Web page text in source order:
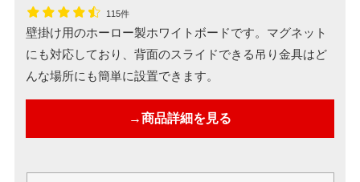
115件
壁掛け用のホーロー製ホワイトボードです。マグネット
にも対応しており、背面のスライドできる吊り金具はど
んな場所にも簡単に設置できます。
→商品詳細を見る